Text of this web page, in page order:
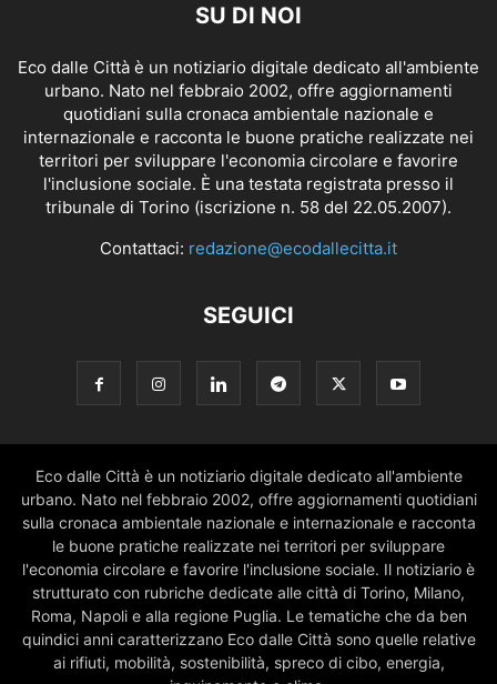
SU DI NOI
Eco dalle Città è un notiziario digitale dedicato all'ambiente
urbano. Nato nel febbraio 2002, offre aggiornamenti
quotidiani sulla cronaca ambientale nazionale e
internazionale e racconta le buone pratiche realizzate nei
territori per sviluppare l'economia circolare e favorire
l'inclusione sociale. È una testata registrata presso il
tribunale di Torino (iscrizione n. 58 del 22.05.2007).
Contattaci: redazione@ecodallecitta.it
SEGUICI
Eco dalle Città è un notiziario digitale dedicato all'ambiente
urbano. Nato nel febbraio 2002, offre aggiornamenti quotidiani
sulla cronaca ambientale nazionale e internazionale e racconta
le buone pratiche realizzate nei territori per sviluppare
l'economia circolare e favorire l'inclusione sociale. Il notiziario è
strutturato con rubriche dedicate alle città di Torino, Milano,
Roma, Napoli e alla regione Puglia. Le tematiche che da ben
quindici anni caratterizzano Eco dalle Città sono quelle relative
ai rifiuti, mobilità, sostenibilità, spreco di cibo, energia,